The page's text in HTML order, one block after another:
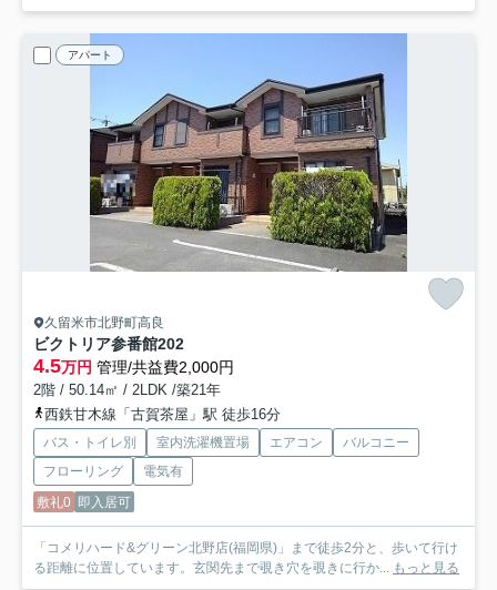
アパート
久留米市北野町高良
ビクトリア参番館202
4.5万円 管理/共益費2,000円
2階 / 50.14㎡ / 2LDK /築21年
西鉄甘木線「古賀茶屋」駅 徒歩16分
バス・トイレ別 室内洗濯機置場 エアコン
バルコニー
フローリング
電気有
敷礼0 即入居可
「コメリハード&グリーン北野店(福岡県)」まで徒歩2分と、歩いて行け
る距離に位置しています。玄関先まで覗き穴を覗きに行か... もっと見る